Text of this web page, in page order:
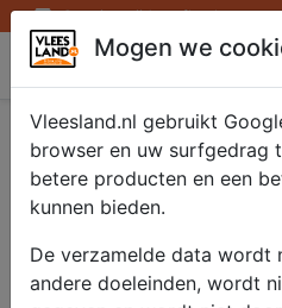
Openingstijden afhaalpunten
Vleesland
Saté
12x70gr.
Mogen we
Vleesland.nl gebruikt
browser en uw surfgedrag
betere producten en een
kunnen bieden.
De verzamelde data wordt
andere doeleinden, wordt